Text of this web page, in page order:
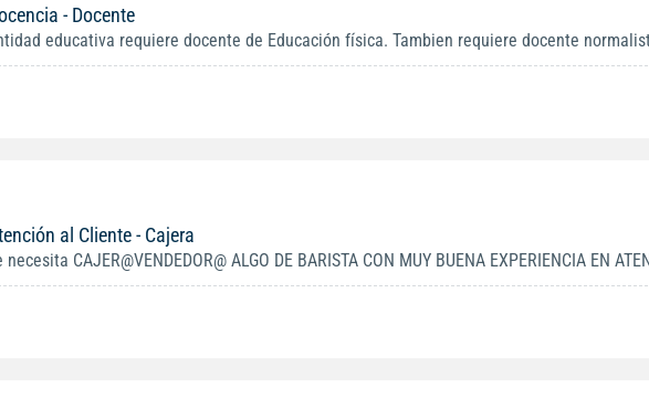
- Docente
educativa requiere docente de Educación física. Tambien requiere docente
al Cliente - Cajera
necesita CAJER@VENDEDOR@ ALGO DE BARISTA CON MUY BUENA EXPERIENCIA EN